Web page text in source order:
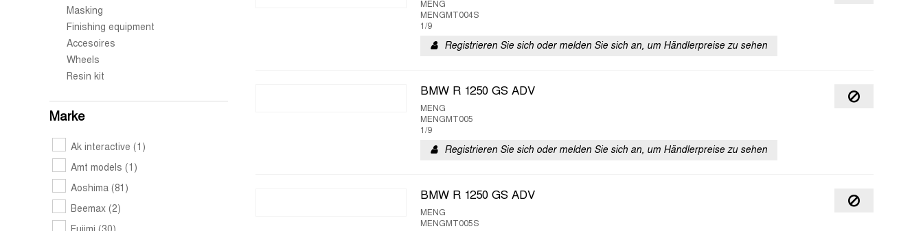
Masking
Finishing equipment
Accesoires
Wheels
Resin kit
Marke
Ak interactive (1)
Amt models (1)
Aoshima (81)
Beemax (2)
MENG
MENGMT004S
1/9
Registrieren Sie sich oder melden Sie sich an, um Händlerpreise zu sehen
BMW R 1250 GS ADV
MENG
MENGMT005
1/9
Registrieren Sie sich oder melden Sie sich an, um Händlerpreise zu sehen
BMW R 1250 GS ADV
MENG
MENGMT005S